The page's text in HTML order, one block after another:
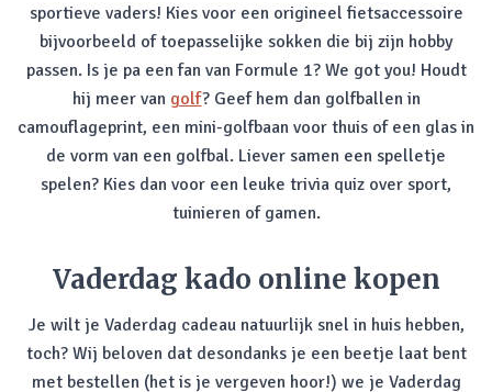
sportieve vaders! Kies voor een origineel fietsaccessoire
bijvoorbeeld of toepasselijke sokken die bij zijn hobby
passen. Is je pa een fan van Formule 1? We got you! Houdt
hij meer van golf? Geef hem dan golfballen in
camouflageprint, een mini-golfbaan voor thuis of een glas in
de vorm van een golfbal. Liever samen een spelletje
spelen? Kies dan voor een leuke trivia quiz over sport,
tuinieren of gamen.
Vaderdag kado online kopen
Je wilt je Vaderdag cadeau natuurlijk snel in huis hebben,
toch? Wij beloven dat desondanks je een beetje laat bent
met bestellen (het is je vergeven hoor!) we je Vaderdag